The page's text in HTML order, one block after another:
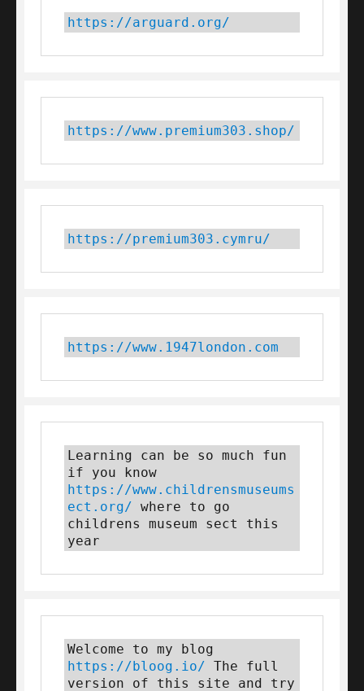
https://arguard.org/
https://www.premium303.shop/
https://premium303.cymru/
https://www.1947london.com
Learning can be so much fun
https://www.childrensmuseums
ect.org/ where to go
childrens museum sect this
year
https://bloog.io/ The full
version of this site and try